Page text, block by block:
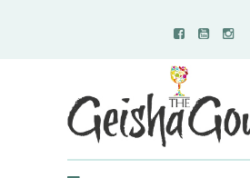
Geisha Gourmet